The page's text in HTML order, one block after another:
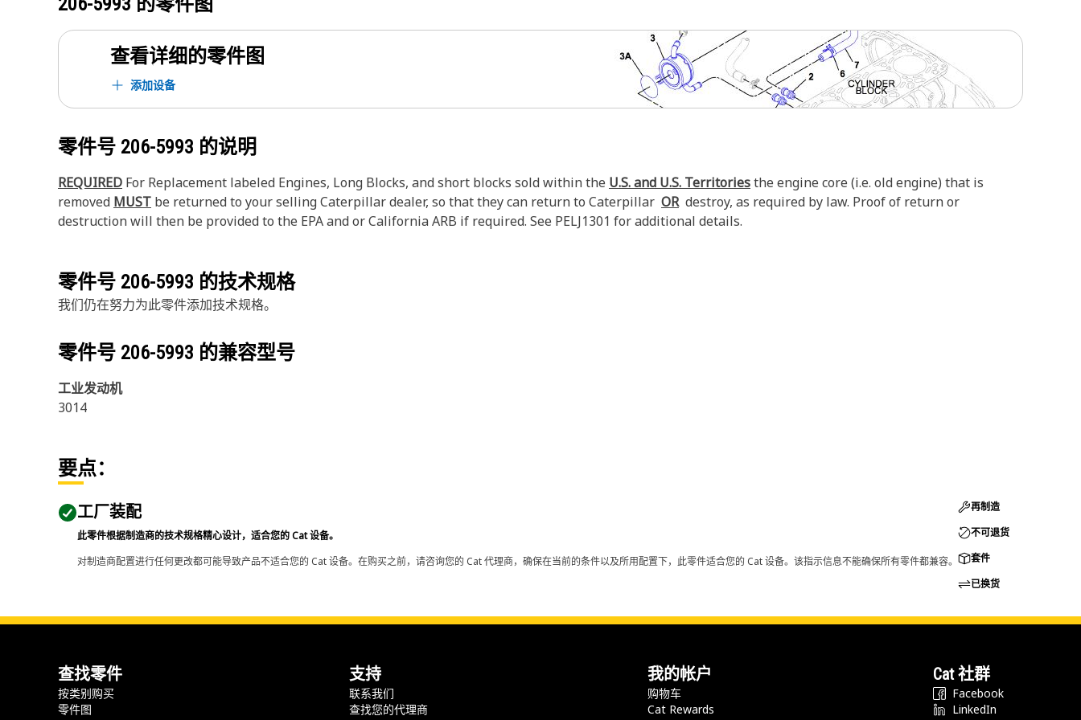
查看详细的零件图
添加设备
零件号 206-5993 的说明
REQUIRED For Replacement labeled Engines, Long Blocks, and short blocks sold within the U.S. and U.S. Territoriesthe engine core (i.e. old engine) that is
removed MUST be returned to your selling Caterpillar dealer, so that they can return to Caterpillar ORdestroy, as required by law. Proof of return or
destruction will then be provided to the EPA and or California ARB if required. See PELJ1301 for additional details.
零件号 206-5993 的技术规格
我们仍在努力为此零件添加技术规格。
零件号 206-5993 的兼容型号
工业发动机
3014
要点：
工厂装配
此零件根据制造商的技术规格精心设计，适合您的 Cat 设备。
对制造商配置进行任何更改都可能导致产品不适合您的 Cat 设备。在购买之前，请咨询您的 Cat 代理商，确保在当前的条件以及所用配置下，此零件适合您的 Cat 设备。该指示信息不能确保所有零件都兼容。
再制造
不可退货
套件
已换货
查找零件
按类别购买
零件图
支持
联系我们
查找您的代理商
我的帐户
购物车
Cat Rewards
Cat 社群
Facebook
LinkedIn